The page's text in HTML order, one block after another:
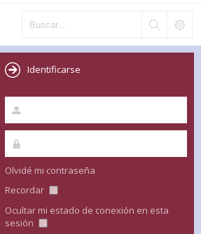
Identificarse
Olvidé mi contraseña
Recordar
Ocultar mi estado de conexión en esta
sesión